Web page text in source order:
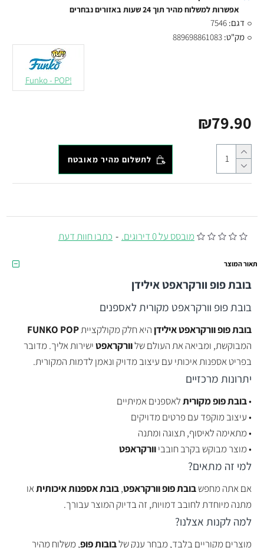
מובסס על 0 דירוגים. - כתבו חוות דעת
₪79.90
אפשרות למשלוח מהיר תוך 24 שעות באזורים נבחרים
דגם: 7546
מק"ט: 889698861083
!Funko - POP
לתשלום מהיר מאובטח
תאור המוצר
בובת פופ וורקראפט אילידן
בובת פופ וורקראפט מקורית לאספנים
בובת פופ וורקראפט אילידן היא חלק מקולקצייתFUNKO POP
המבוקשת, ומביאה את העולם שלוורקראפטישירות אליך. מדובר
בפריט אספנות איכותי עם עיצוב מדויק ונאמן לדמות המקורית.
יתרונות מרכזיים
•בובת פופ מקוריתלאספנים אמיתיים
• עיצוב מוקפד עם פרטים מדויקים
• מתאימה לאיסוף, תצוגה ומתנה
• מוצר מבוקש בקרב חובביוורקראפט
למי זה מתאים?
אם אתה מחפשבובת פופ וורקראפט,בובת אספנות איכותיתאו
מתנה מיוחדת לחובב דמויות, זה בדיוק המוצר עבורך.
למה לקנות אצלנו?
מוצרים מקוריים בלבד, מבחר ענק שלבובות פופ, משלוח מהיר